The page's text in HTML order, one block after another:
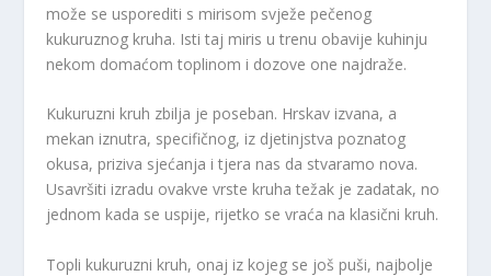
može se usporediti s mirisom svježe pečenog
kukuruznog kruha. Isti taj miris u trenu obavije kuhinju
nekom domaćom toplinom i dozove one najdraže.
Kukuruzni kruh zbilja je poseban. Hrskav izvana, a
mekan iznutra, specifičnog, iz djetinjstva poznatog
okusa, priziva sjećanja i tjera nas da stvaramo nova.
Usavršiti izradu ovakve vrste kruha težak je zadatak, no
jednom kada se uspije, rijetko se vraća na klasični kruh.
Topli kukuruzni kruh, onaj iz kojeg se još puši, najbolje